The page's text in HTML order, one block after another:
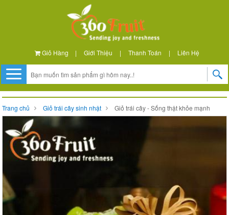
Giỏ Hàng | Giới Thiệu | Thanh Toán | Liên Hệ
Trang chủ Giỏ trái cây sinh nhật Giỏ trái cây - Sống thật khỏe mạnh